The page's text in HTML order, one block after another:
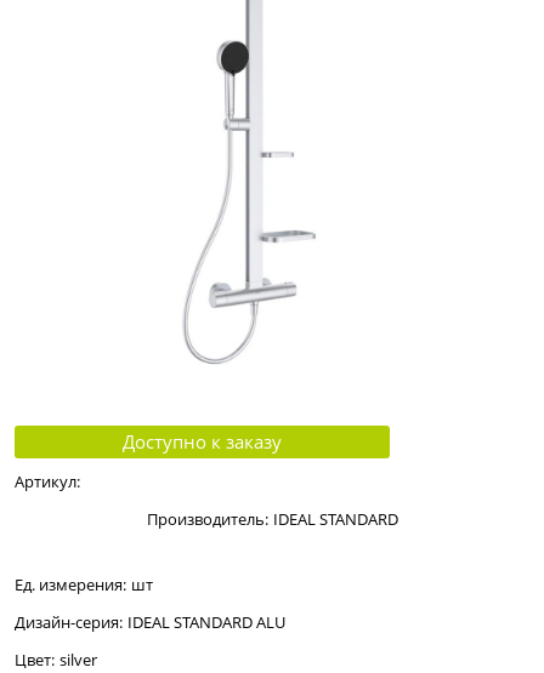
Доступно к заказу
Артикул:
Производитель: IDEAL STANDARD
Ед. измерения: шт
Дизайн-серия: IDEAL STANDARD ALU
Цвет: silver